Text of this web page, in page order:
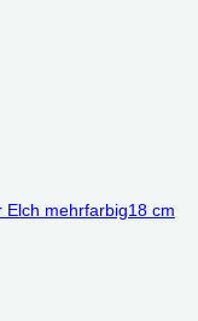
Elch mehrfarbig18 cm